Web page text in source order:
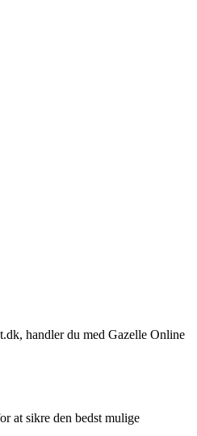
handler du med Gazelle Online
at sikre den bedst mulige